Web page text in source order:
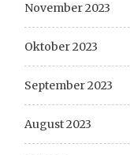
November 2023
Oktober 2023
September 2023
August 2023